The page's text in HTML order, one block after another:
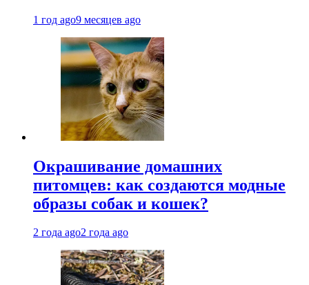
1 год ago9 месяцев ago
Окрашивание домашних
питомцев: как создаются модные
образы собак и кошек?
2 года ago2 года ago